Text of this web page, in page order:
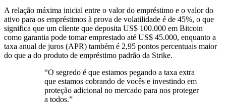
A relação máxima inicial entre o valor do empréstimo e o valor do
ativo para os empréstimos à prova de volatilidade é de 45%, o que
significa que um cliente que deposita US$ 100.000 em Bitcoin
como garantia pode tomar emprestado até US$ 45.000, enquanto a
taxa anual de juros (APR) também é 2,95 pontos percentuais maior
do que a do produto de empréstimo padrão da Strike.
“O segredo é que estamos pegando a taxa extra
que estamos cobrando de vocês e investindo em
proteção adicional no mercado para nos proteger
a todos.”